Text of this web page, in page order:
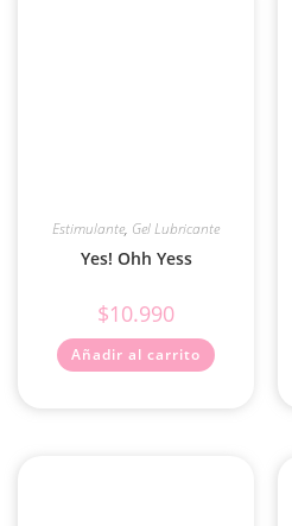
Estimulante, Gel Lubricante
Yes! Ohh Yess
$10.990
Añadir al carrito